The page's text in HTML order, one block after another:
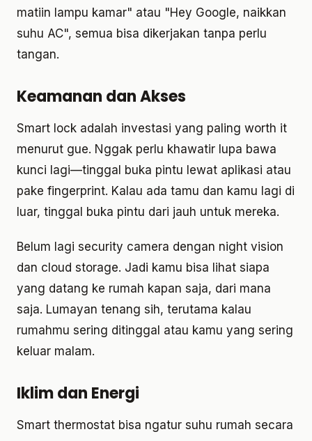
matiin lampu kamar" atau "Hey Google, naikkan
suhu AC", semua bisa dikerjakan tanpa perlu
tangan.
Keamanan dan Akses
Smart lock adalah investasi yang paling worth it
menurut gue. Nggak perlu khawatir lupa bawa
kunci lagi—tinggal buka pintu lewat aplikasi atau
pake fingerprint. Kalau ada tamu dan kamu lagi di
luar, tinggal buka pintu dari jauh untuk mereka.
Belum lagi security camera dengan night vision
dan cloud storage. Jadi kamu bisa lihat siapa
yang datang ke rumah kapan saja, dari mana
saja. Lumayan tenang sih, terutama kalau
rumahmu sering ditinggal atau kamu yang sering
keluar malam.
Iklim dan Energi
Smart thermostat bisa ngatur suhu rumah secara